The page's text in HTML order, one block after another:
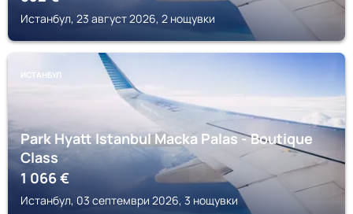
Истанбул, 23 август 2026, 2 нощувки
ИСТАНБУЛ
Park Hyatt Istanbul Macka Palas - Boutique
Class
1 066€
Истанбул, 03 септември 2026, 3 нощувки